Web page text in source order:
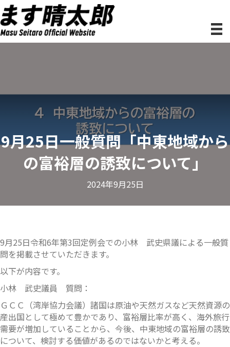
9月25日一般質問「中東地域から
の富裕層の誘致について」
2024年9月25日
9月25日令和6年第3回定例会での小林 武史県議による一般質
問を掲載させていただきます。
以下が内容です。
小林 武史議員 質問：
ＧＣＣ（湾岸協力会議）諸国は原油や天然ガスなど天然資源の
産出国として極めて豊かであり、富裕層比率が高く、海外旅行
需要が増加していることから、今後、中東地域の富裕層の誘致
について、検討する価値があるのではないかと考える。